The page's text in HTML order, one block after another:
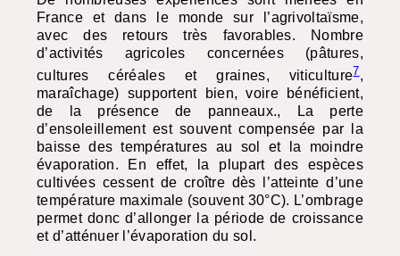
France et dans le monde sur l’agrivoltaïsme,
avec des retours très favorables. Nombre
d’activités agricoles concernées (pâtures,
cultures céréales et graines, viticulture7,
maraîchage) supportent bien, voire bénéficient,
de la présence de panneaux., La perte
d’ensoleillement est souvent compensée par la
baisse des températures au sol et la moindre
évaporation. En effet, la plupart des espèces
cultivées cessent de croître dès l’atteinte d’une
température maximale (souvent 30°C). L’ombrage
permet donc d’allonger la période de croissance
et d’atténuer l’évaporation du sol.